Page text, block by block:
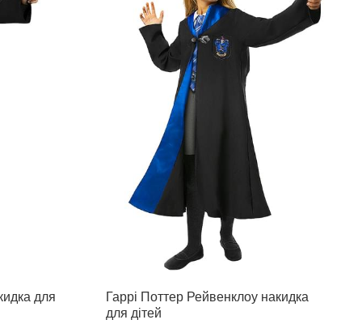
для
Гаррі Поттер Рейвенклоу накидка
для дітей